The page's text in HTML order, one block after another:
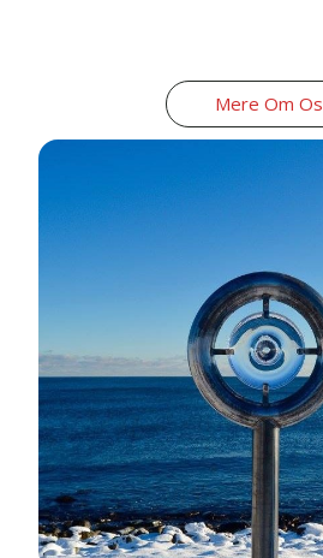
Mere Om Os